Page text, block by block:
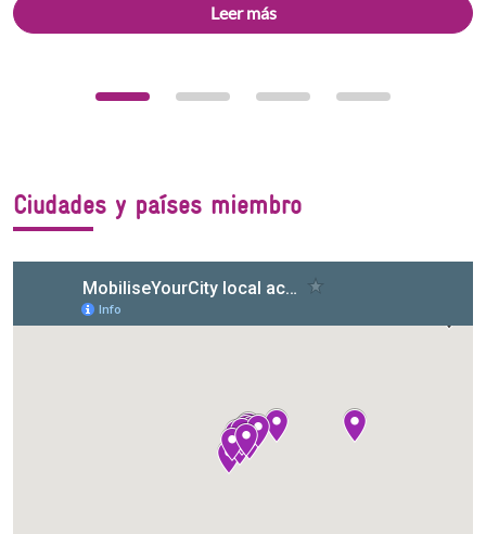
Leer más
Ciudades y países miembro